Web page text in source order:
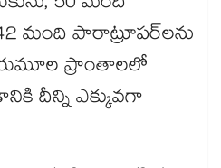
మంది పారాట్రూపర్‌లను
ప్రాంతాలలో
దీన్ని ఎక్కువగా